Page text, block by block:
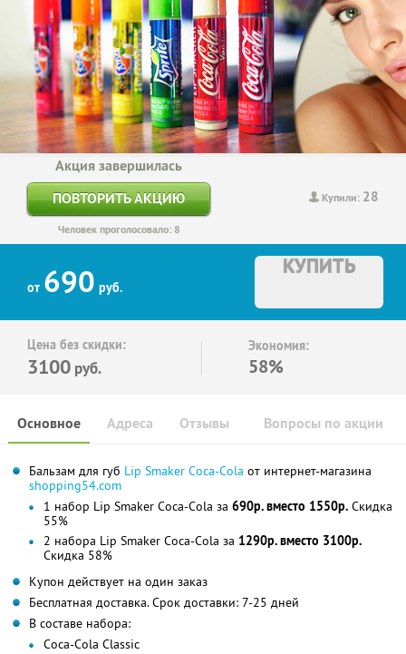
Купили: 28
Акция завершилась
ПОВТОРИТЬ АКЦИЮ
Человек проголосовало: 8
от 690 руб.
КУПИТЬ
Цена без скидки:
3100 руб.
Экономия:
58%
Основное Отзывы Вопросы по акции
Адреса
Бальзам для губ Lip Smaker Coca-Cola от интернет-магазина
shopping54.com
1 набор Lip Smaker Coca-Cola за 690р. вместо 1550р. Скидка
55%
2 набора Lip Smaker Coca-Cola за 1290р. вместо 3100р.
Скидка 58%
Купон действует на один заказ
Бесплатная доставка. Срок доставки: 7-25 дней
В составе набора:
Coca-Cola Classic